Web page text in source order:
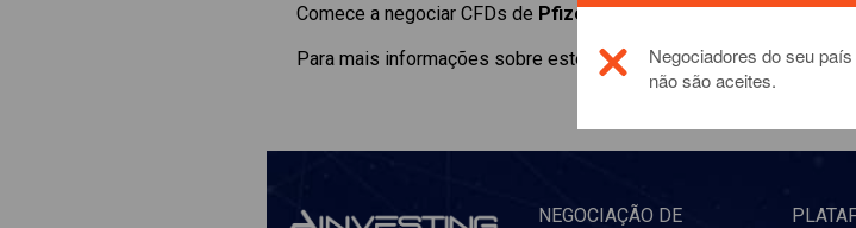
Comece a negociar CFDs de Pfizer. Obtenha cotações em tempo
Para mais informações sobre este produto de investimento, por
NEGOCIAÇÃO DE
Negociadores do seu
não são aceites.